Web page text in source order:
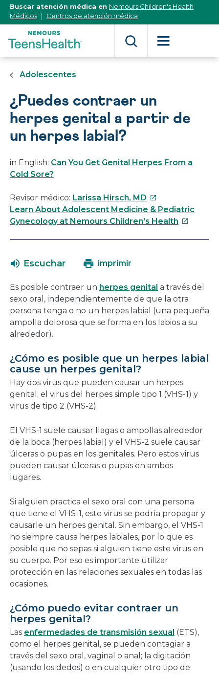
[Skip
Content]
Buscar atención médica en Nemours Children's Health
Médicos
Centros de atención médica
Adolescentes
¿Puedes contraer un
herpes genital a partir de
un herpes labial?
in English: Can You Get Genital Herpes From a
Cold Sore?
Revisor médico: Larissa Hirsch, MD Este
enlace
se
Learn About Adolescent Medicine & Pediatric
Gynecology at Nemours Children's Health Este
nueva
ventana
Escuchar imprimir
Es posible contraer un herpes genital a través del
sexo oral, independientemente de que la otra
persona tenga o no un herpes labial (una pequeña
ampolla dolorosa que se forma en los labios a su
alrededor).
¿Cómo es posible que un herpes labial
cause un herpes genital?
Hay dos virus que pueden causar un herpes
genital: el virus del herpes simple tipo 1 (VHS-1) y
virus de tipo 2 (VHS-2).
El VHS-1 suele causar llagas o ampollas alrededor
de la boca (herpes labial) y el VHS-2 suele causar
úlceras o pupas en los genitales. Pero estos virus
pueden causar úlceras o pupas en ambos
lugares.
Si alguien practica el sexo oral con una persona
que tiene el VHS-1, este virus se podría propagar y
causarle un herpes genital. Sin embargo, el VHS-1
no siempre causa herpes labiales, por lo que es
posible que no sepas si alguien tiene este virus en
su cuerpo. Por eso es importante utilizar
protección en las relaciones sexuales en todas las
ocasiones.
¿Cómo puedo evitar contraer un
herpes genital?
Las enfermedades de transmisión sexual (ETS),
como el herpes genital, se pueden contagiar a
través del sexo oral, vaginal o anal; la digitación
(usando los dedos) o en cualquier otro tipo de